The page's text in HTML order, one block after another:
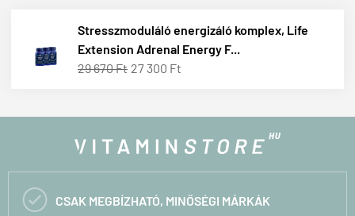
Stresszmoduláló energizáló komplex, Life
Extension Adrenal Energy F...
29 670 Ft 27 300 Ft
 CSAK MEGBÍZHATÓ, MINŐSÉGI MÁRKÁK